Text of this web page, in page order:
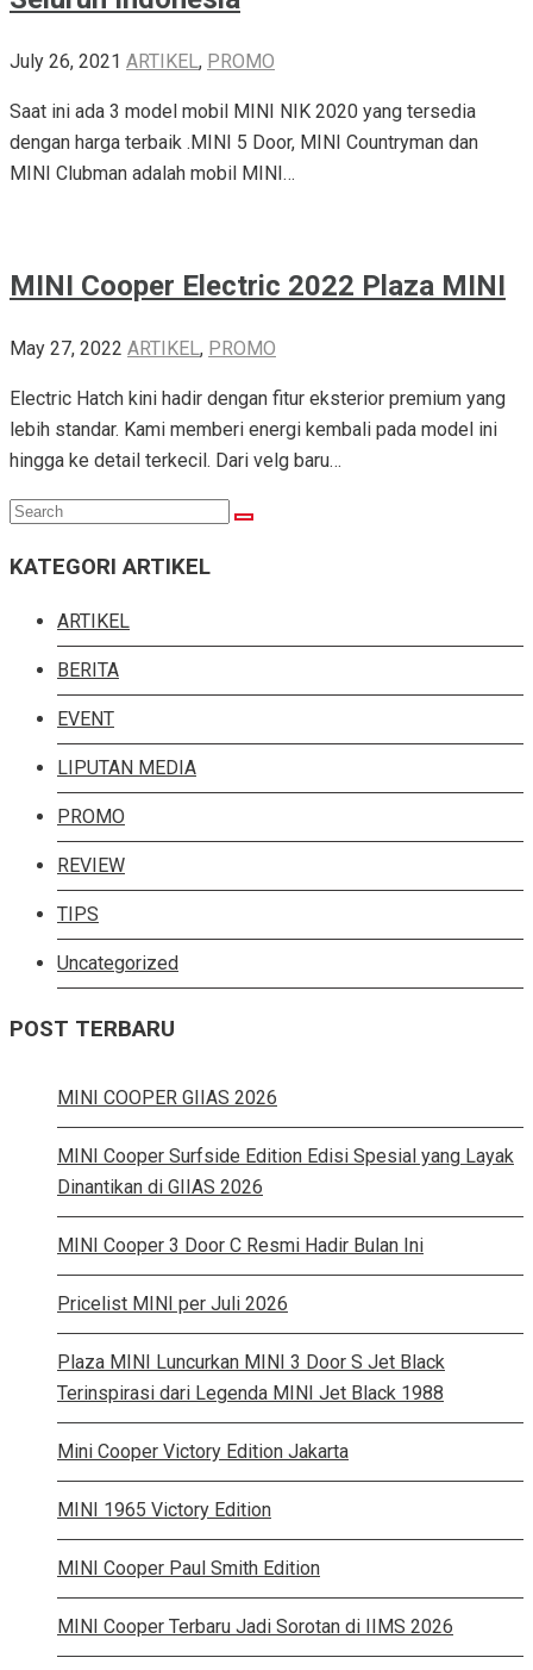
July 26, 2021 ARTIKEL, PROMO
Saat ini ada 3 model mobil MINI NIK 2020 yang tersedia
dengan harga terbaik .MINI 5 Door, MINI Countryman dan
MINI Clubman adalah mobil MINI…
MINI Cooper Electric 2022 Plaza MINI
May 27, 2022 ARTIKEL, PROMO
Electric Hatch kini hadir dengan fitur eksterior premium yang
lebih standar. Kami memberi energi kembali pada model ini
hingga ke detail terkecil. Dari velg baru…
Search
Search
KATEGORI ARTIKEL
ARTIKEL
BERITA
EVENT
LIPUTAN MEDIA
PROMO
REVIEW
TIPS
Uncategorized
POST TERBARU
MINI COOPER GIIAS 2026
MINI Cooper Surfside Edition Edisi Spesial yang Layak
Dinantikan di GIIAS 2026
MINI Cooper 3 Door C Resmi Hadir Bulan Ini
Pricelist MINI per Juli 2026
Plaza MINI Luncurkan MINI 3 Door S Jet Black
Terinspirasi dari Legenda MINI Jet Black 1988
Mini Cooper Victory Edition Jakarta
MINI 1965 Victory Edition
MINI Cooper Paul Smith Edition
MINI Cooper Terbaru Jadi Sorotan di IIMS 2026